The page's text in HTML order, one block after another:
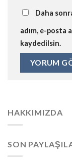
Daha
adım, e-posta
kaydedilsin.
HAKKIMIZDA
SON